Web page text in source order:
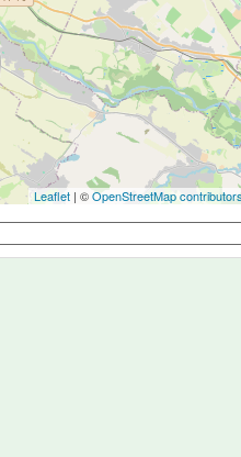
Leaflet | ©OpenStreetMap contributors